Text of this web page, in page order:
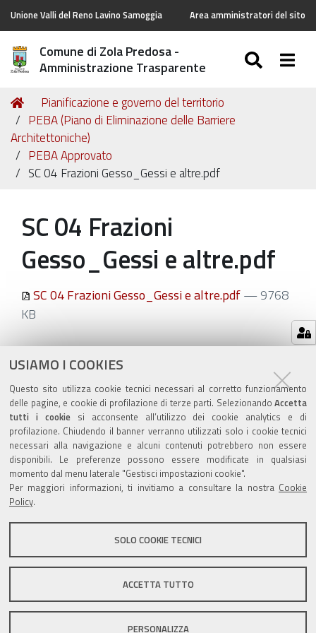
USIAMO I COOKIES
Questo sito utilizza cookie tecnici necessari al corretto funzionamento
delle pagine, e cookie di profilazione di terze parti. Selezionando Accetta
tutti i cookiesi acconsente all’utilizzo dei cookie analytics e di
profilazione. Chiudendo il banner verranno utilizzati solo i cookie tecnici
necessari alla navigazione e alcuni contenuti potrebbero non essere
disponibili. Le preferenze possono essere modificate in qualsiasi
momento dal menu laterale "Gestisci impostazioni cookie".
Per maggiori informazioni, ti invitiamo a consultare la nostra Cookie
Policy.
SOLO COOKIE TECNICI
ACCETTA TUTTO
PERSONALIZZA
Unione Valli del Reno Lavino Samoggia Area amministratori del sito
Comune di Zola Predosa -
Amministrazione Trasparente
Tu
sei
qui:
Home
Pianificazione e governo del territorio
PEBA (Piano di Eliminazione delle Barriere
Architettoniche)
PEBA Approvato
SC 04 Frazioni Gesso_Gessi e altre.pdf
SC 04 Frazioni
Gesso_Gessi e altre.pdf
SC 04 Frazioni Gesso_Gessi e altre.pdf— 9768
KB
sul
documento
ultima modifica 30/09/2025
Valuta questo sito
Sito istituzionale Comune di Zola Predosa